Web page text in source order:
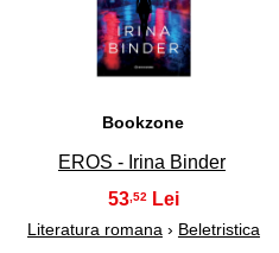
48
Bookzone
EROS - Irina Binder
53 ,52
Literatura romana› Beletristica